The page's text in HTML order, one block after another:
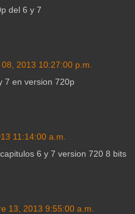
del 6 y 7
2013 10:27:00 p.m.
7 en version 720p
11:14:00 a.m.
6 y 7 version 720 8 bits
13, 2013 9:55:00 a.m.